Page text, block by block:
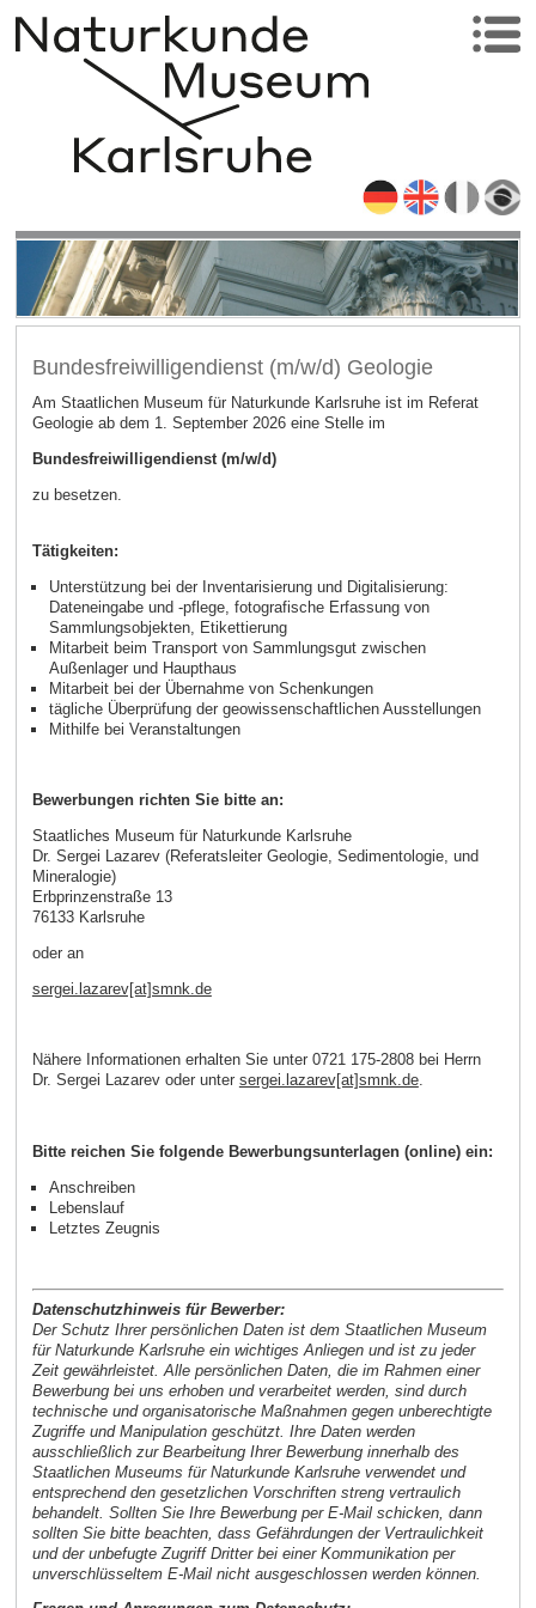
Bundesfreiwilligendienst (m/w/d) Geologie
Am Staatlichen Museum für Naturkunde Karlsruhe ist im Referat
Geologie ab dem 1. September 2026 eine Stelle im
Bundesfreiwilligendienst (m/w/d)
zu besetzen.
Tätigkeiten:
Unterstützung bei der Inventarisierung und Digitalisierung:
Dateneingabe und -pflege, fotografische Erfassung von
Sammlungsobjekten, Etikettierung
Mitarbeit beim Transport von Sammlungsgut zwischen
Außenlager und Haupthaus
Mitarbeit bei der Übernahme von Schenkungen
tägliche Überprüfung der geowissenschaftlichen Ausstellungen
Mithilfe bei Veranstaltungen
Bewerbungen richten Sie bitte an:
Staatliches Museum für Naturkunde Karlsruhe
Dr. Sergei Lazarev (Referatsleiter Geologie, Sedimentologie, und
Mineralogie)
Erbprinzenstraße 13
76133 Karlsruhe
oder an
sergei.lazarev[at]smnk.de
Nähere Informationen erhalten Sie unter 0721 175-2808 bei Herrn
Dr. Sergei Lazarev oder unter sergei.lazarev[at]smnk.de.
Bitte reichen Sie folgende Bewerbungsunterlagen (online) ein:
Anschreiben
Lebenslauf
Letztes Zeugnis
Datenschutzhinweis für Bewerber:
Der Schutz Ihrer persönlichen Daten ist dem Staatlichen Museum
für Naturkunde Karlsruhe ein wichtiges Anliegen und ist zu jeder
Zeit gewährleistet. Alle persönlichen Daten, die im Rahmen einer
Bewerbung bei uns erhoben und verarbeitet werden, sind durch
technische und organisatorische Maßnahmen gegen unberechtigte
Zugriffe und Manipulation geschützt. Ihre Daten werden
ausschließlich zur Bearbeitung Ihrer Bewerbung innerhalb des
Staatlichen Museums für Naturkunde Karlsruhe verwendet und
entsprechend den gesetzlichen Vorschriften streng vertraulich
behandelt. Sollten Sie Ihre Bewerbung per E-Mail schicken, dann
sollten Sie bitte beachten, dass Gefährdungen der Vertraulichkeit
und der unbefugte Zugriff Dritter bei einer Kommunikation per
unverschlüsseltem E-Mail nicht ausgeschlossen werden können.